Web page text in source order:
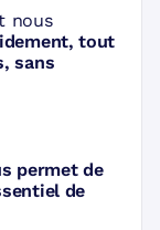
nous
tout
sans
permet de
de